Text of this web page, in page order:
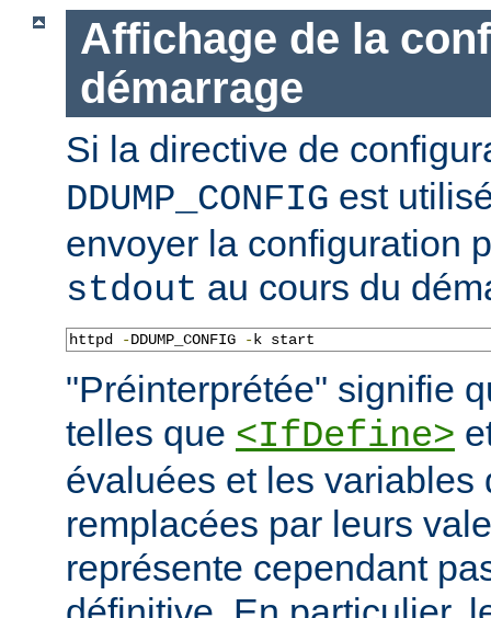
Affichage de la
démarrage
Si la directive de
DDUMP_CONFIG est
envoyer la configuration
stdout au cours du
httpd -DDUMP_CONFIG -k start
"Préinterprétée" signifie
telles que <IfDefine>
évaluées et les variables
remplacées par leurs
représente cependant